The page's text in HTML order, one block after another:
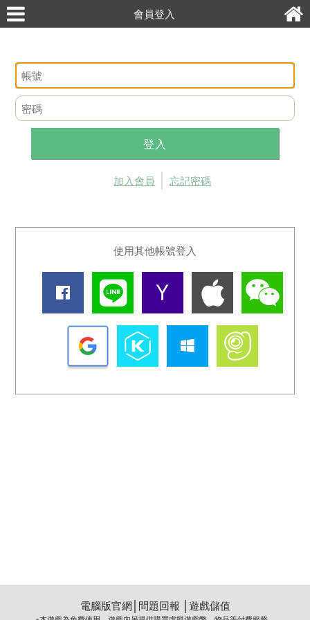
會員登入
登入
加入會員 忘記密碼
使用其他帳號登入
電腦版官網 問題回報 遊戲儲值